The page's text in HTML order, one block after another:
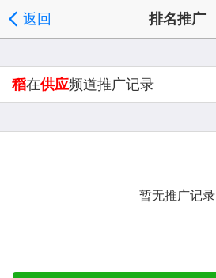
返回 排名推广
稻在供应频道推广记录
暂无推广记录